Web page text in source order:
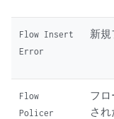
Flow Insert
Error
新規
Flow
Policer
フ
され